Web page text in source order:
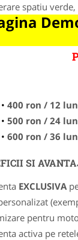
spatiu
400 ron / 12
500 ron / 24
600 ron / 36
SI
EXCLUSIVA
pentru
activa pe